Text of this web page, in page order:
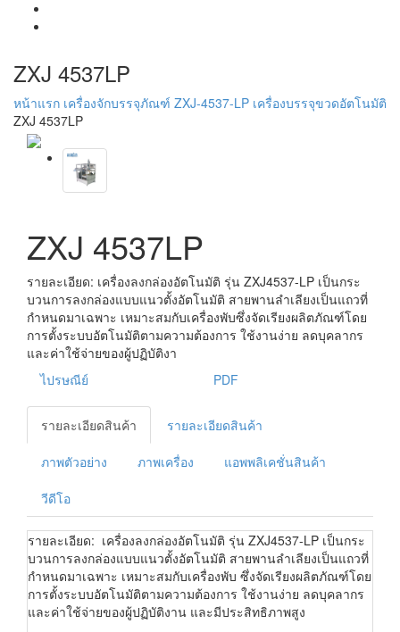
ZXJ 4537LP
หน้าแรก เครื่องจักบรรจุภัณฑ์ ZXJ-4537-LP เครื่องบรรจุขวดอัตโนมัติ
ZXJ 4537LP
ZXJ 4537LP
รายละเอียด: เครื่องลงกล่องอัตโนมัติ รุ่น ZXJ4537-LP เป็นกระ
บวนการลงกล่องแบบแนวตั้งอัตโนมัติ สายพานลำเลียงเป็นแถวที่
กำหนดมาเฉพาะ เหมาะสมกับเครื่องพับซึ่งจัดเรียงผลิตภัณฑ์โดย
การตั้งระบบอัตโนมัติตามความต้องการ ใช้งานง่าย ลดบุคลากร
และค่าใช้จ่ายของผู้ปฏิบัติงา
ไปรษณีย์
PDF
รายละเอียดสินค้า รายละเอียดสินค้า
ภาพตัวอย่าง ภาพเครื่อง แอพพลิเคชั่นสินค้า
วีดีโอ
รายละเอียด: เครื่องลงกล่องอัตโนมัติ รุ่น ZXJ4537-LP เป็นกระ
บวนการลงกล่องแบบแนวตั้งอัตโนมัติ สายพานลำเลียงเป็นแถวที่
กำหนดมาเฉพาะ เหมาะสมกับเครื่องพับ ซึ่งจัดเรียงผลิตภัณฑ์โดย
การตั้งระบบอัตโนมัติตามความต้องการ ใช้งานง่าย ลดบุคลากร
และค่าใช้จ่ายของผู้ปฏิบัติงาน และมีประสิทธิภาพสูง